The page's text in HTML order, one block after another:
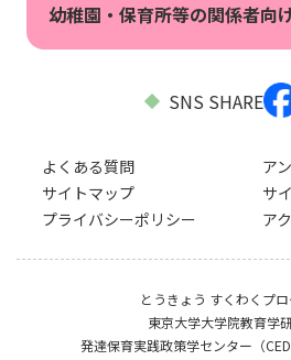
幼稚園・保育所等の関係者向
SNS SHARE
よくある質問
ア
サイトマップ
サ
プライバシーポリシー
ア
とうきょう すくわくプロ
東京大学大学院教育学
発達保育実践政策学センター（